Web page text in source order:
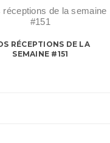
RÉCEPTIONS DE LA
SEMAINE #151